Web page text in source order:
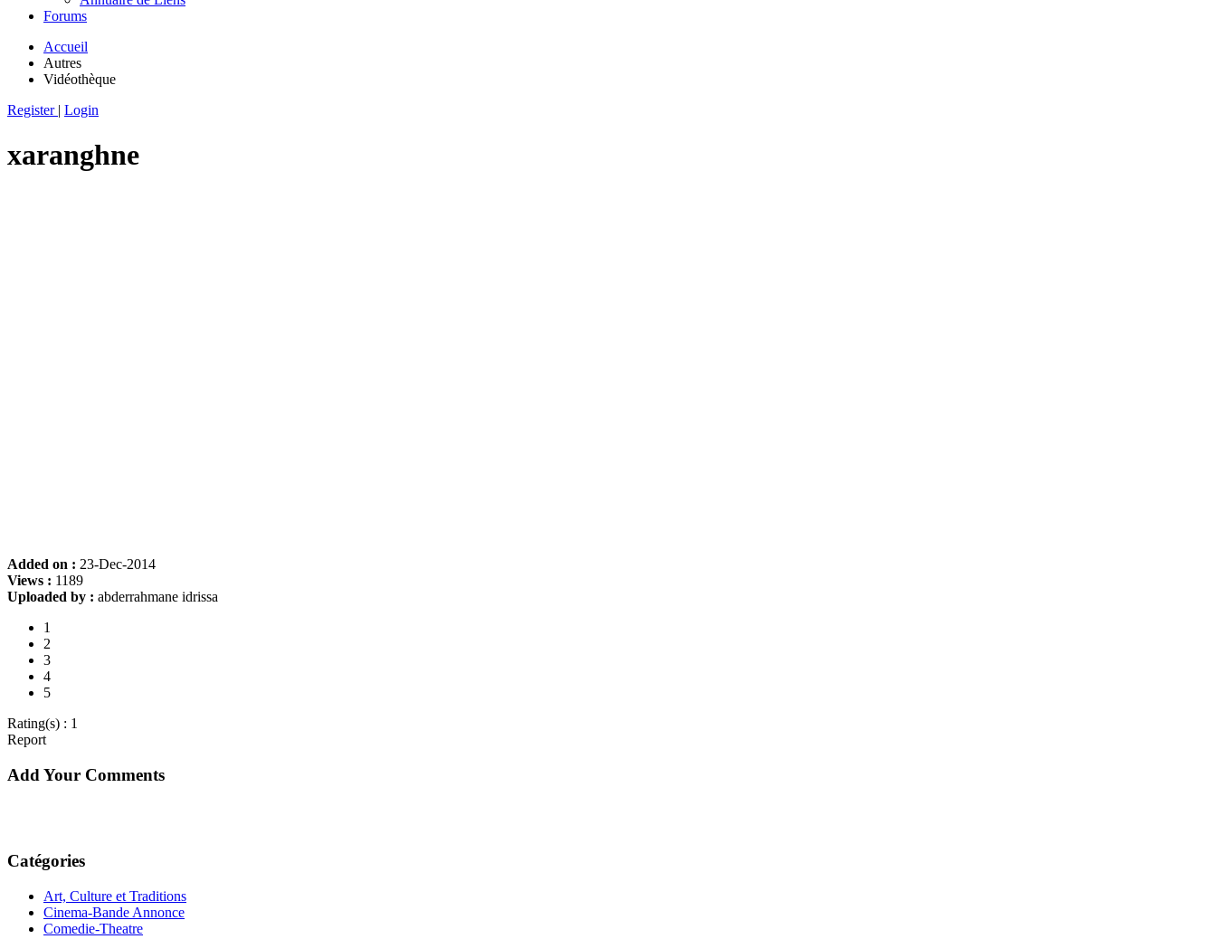
Forums
Accueil
Autres
Vidéothèque
Register | Login
xaranghne
Added on : 23-Dec-2014
Views : 1189
Uploaded by : abderrahmane idrissa
1
2
3
4
5
Rating(s) : 1
Report
Add Your Comments
Catégories
Art, Culture et Traditions
Cinema-Bande Annonce
Comedie-Theatre